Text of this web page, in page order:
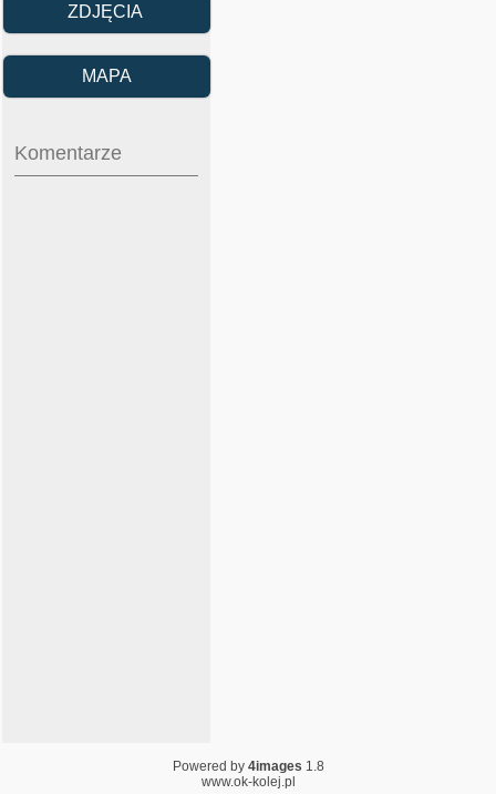
ZDJĘCIA
MAPA
Komentarze
Powered by 4images 1.8
www.ok-kolej.pl